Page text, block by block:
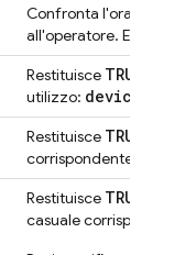
Confronta l'ora
all'operatore.
Restituisce TRUE
utilizzo:
Restituisce TRUE
corrispondente
Restituisce TRUE
casuale